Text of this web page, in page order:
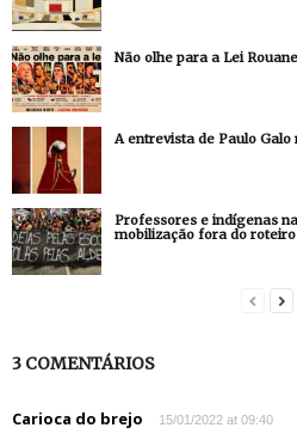
Não olhe para a Lei
A entrevista de Paulo
Professores e indígenas
mobilização fora do roteiro
3 COMENTÁRIOS
Carioca do brejo 15/01/2022 at 09:40